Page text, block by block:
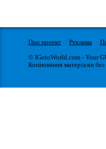
Про проект Реклама
© IGotoWorld.com - Your
Копіювання матеріалів